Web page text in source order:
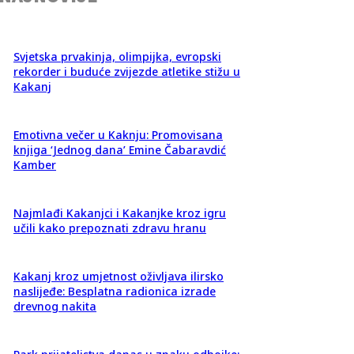
Svjetska prvakinja, olimpijka, evropski
rekorder i buduće zvijezde atletike stižu u
Kakanj
Emotivna večer u Kaknju: Promovisana
knjiga ‘Jednog dana’ Emine Čabaravdić
Kamber
Najmlađi Kakanjci i Kakanjke kroz igru
učili kako prepoznati zdravu hranu
Kakanj kroz umjetnost oživljava ilirsko
naslijeđe: Besplatna radionica izrade
drevnog nakita